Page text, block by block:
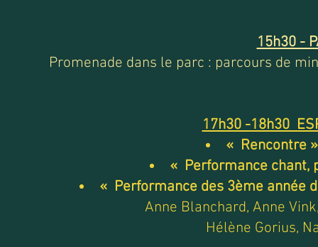
15h30 -
Promenade dans le parc : parcours de
17h30 -18h30
« Rencontre
« Performance chant,
« Performance des 3ème année
Anne Blanchard, Anne
Hélène Gorius,